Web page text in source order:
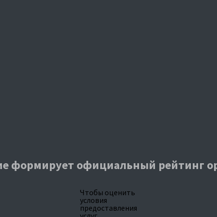
формирует официальный рейтинг
Чтобы оценить
условия
предоставления